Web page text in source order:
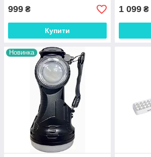
999 ₴
Купити
1 099 ₴
Новинка